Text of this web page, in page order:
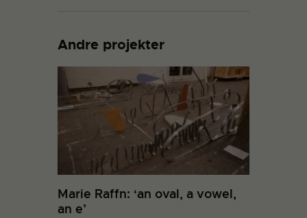
Andre projekter
Marie Raffn: ‘an oval, a vowel,
an e’